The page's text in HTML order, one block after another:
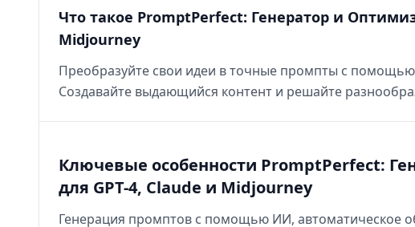
Что такое PromptPerfect: Генератор и
Midjourney
Преобразуйте свои идеи в точные промпты с
Создавайте выдающийся контент и решайте
Ключевые особенности PromptPerfect:
для GPT-4, Claude и Midjourney
Генерация промптов с помощью ИИ, автоматическое